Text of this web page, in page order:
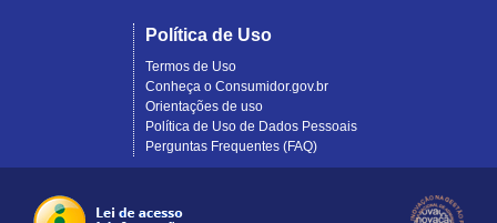
Política de Uso
Termos de Uso
Conheça o Consumidor.gov.br
Orientações de uso
Política de Uso de Dados Pessoais
Perguntas Frequentes (FAQ)